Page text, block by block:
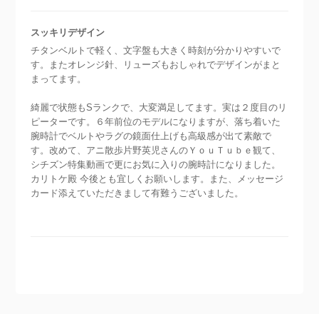
スッキリデザイン
チタンベルトで軽く、文字盤も大きく時刻が分かりやすいで
す。またオレンジ針、リューズもおしゃれでデザインがまと
まってます。
綺麗で状態もSランクで、大変満足してます。実は２度目のリ
ピーターです。６年前位のモデルになりますが、落ち着いた
腕時計でベルトやラグの鏡面仕上げも高級感が出て素敵で
す。改めて、アニ散歩片野英児さんのＹｏｕＴｕｂｅ観て、
シチズン特集動画で更にお気に入りの腕時計になりました。
カリトケ殿 今後とも宜しくお願いします。また、メッセージ
カード添えていただきまして有難うございました。